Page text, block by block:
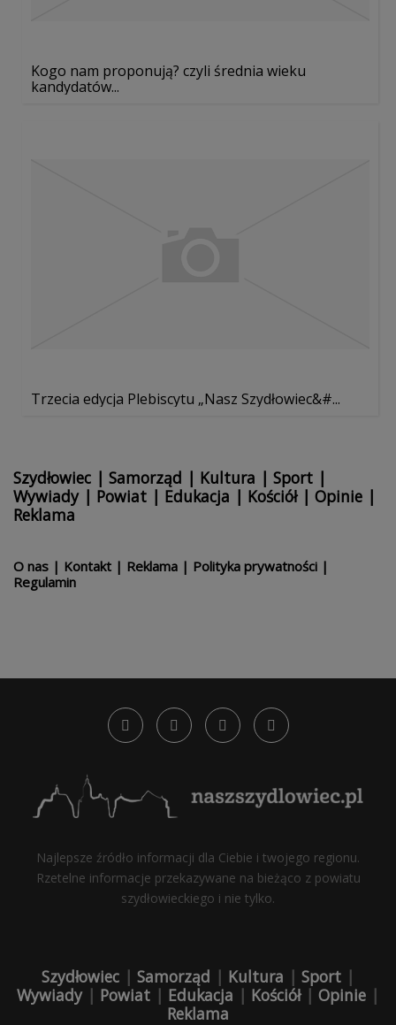
Kogo nam proponują? czyli średnia wieku
kandydatów...
Trzecia edycja Plebiscytu „Nasz Szydłowiec&#...
Szydłowiec | Samorząd | Kultura | Sport |
Wywiady| Powiat | Edukacja | Kościół| Opinie |
Reklama
O nas | Kontakt | Reklama | Polityka prywatności |
Regulamin
Najlepsze źródło informacji dla Ciebie i twojego regionu.
Rzetelne informacje przekazywane na bieżąco z powiatu
szydłowieckiego i nie tylko.
Szydłowiec | Samorząd | Kultura | Sport |
Wywiady| Powiat | Edukacja | Kościół| Opinie |
Reklama